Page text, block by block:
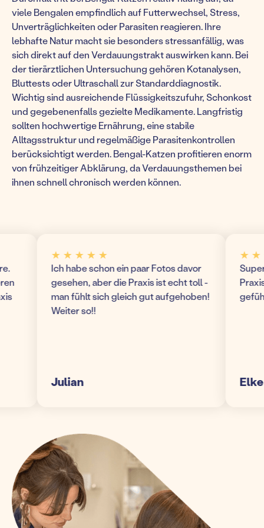
viele Bengalen empfindlich auf Futterwechsel, Stress,
Unverträglichkeiten oder Parasiten reagieren. Ihre
lebhafte Natur macht sie besonders stressanfällig, was
sich direkt auf den Verdauungstrakt auswirken kann. Bei
der tierärztlichen Untersuchung gehören Kotanalysen,
Bluttests oder Ultraschall zur Standarddiagnostik.
Wichtig sind ausreichende Flüssigkeitszufuhr, Schonkost
und gegebenenfalls gezielte Medikamente. Langfristig
sollten hochwertige Ernährung, eine stabile
Alltagsstruktur und regelmäßige Parasitenkontrollen
berücksichtigt werden. Bengal-Katzen profitieren enorm
von frühzeitiger Abklärung, da Verdauungsthemen bei
ihnen schnell chronisch werden können.
★ ★ ★ ★ ★
Ich habe schon ein paar Fotos davor
gesehen, aber die Praxis ist echt toll -
man fühlt sich gleich gut aufgehoben!
Weiter so!!
Julian
★ ★ ★
Super
Praxis!
gefühlt
Elke S.